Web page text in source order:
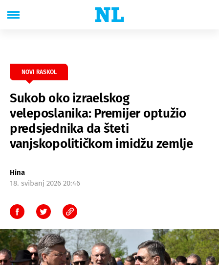
NOVI RASKOL
Sukob oko izraelskog
veleposlanika: Premijer optužio
predsjednika da šteti
vanjskopolitičkom imidžu zemlje
Hina
18. svibanj 2026 20:46